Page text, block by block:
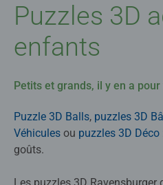
Puzzles 3D
enfants
Petits et grands, il y en a
Puzzle 3D Balls, puzzles 3D
Véhicules ou puzzles 3D Déco
goûts.